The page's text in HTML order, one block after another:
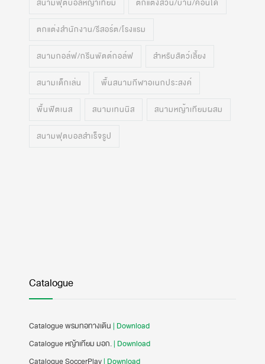
สนามฟุตบอลหญ้าเทียม ตกแต่งสวน/บ้าน/คอนโด
ตกแต่งสำนักงาน/รีสอร์ต/โรงแรม
สนามกอล์ฟ/กรีนพัตต์กอล์ฟ สำหรับสัตว์เลี้ยง
สนามเด็กเล่น พื้นสนามกีฬาอเนกประสงค์
พื้นฟิตเนส สนามเทนนิส สนามหญ้าเทียมผสม
สนามฟุตบอลสำเร็จรูป
Catalogue
Catalogue พรมทอทางเดิน | Download
Catalogue หญ้าเทียม มอก.| Download